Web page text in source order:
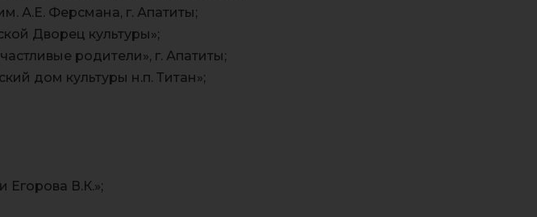
А.Е. Ферсмана, г. Апатиты;
Дворец культуры»;
родители», г. Апатиты;
дом культуры н.п. Титан»;
В.К.»;